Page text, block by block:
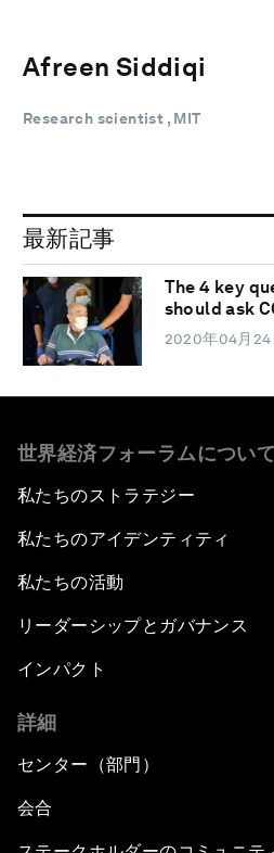
Afreen Siddiqi
Research scientist , MIT
最新記事
The 4 key
should ask
2020年04月24
世界経済フォーラムについて
私たちのストラテジー
私たちのアイデンティティ
私たちの活動
リーダーシップとガバナンス
インパクト
詳細
センター（部門）
会合